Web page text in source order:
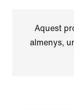
Aquest
almenys,